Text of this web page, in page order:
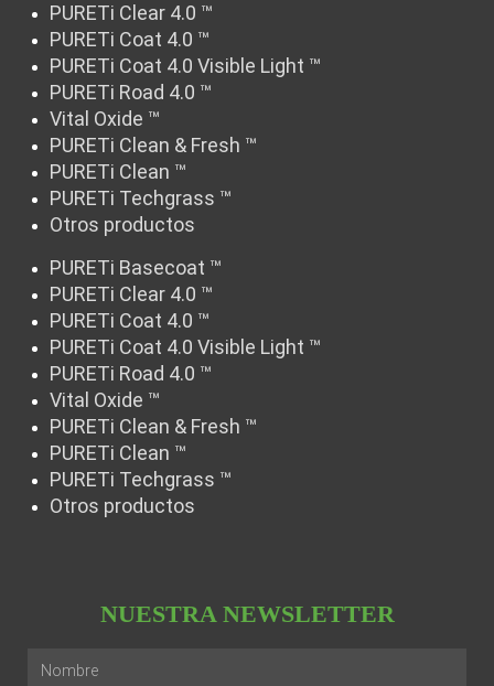
PURETi Clear 4.0 ™
PURETi Coat 4.0 ™
PURETi Coat 4.0 Visible Light ™
PURETi Road 4.0 ™
Vital Oxide ™
PURETi Clean & Fresh ™
PURETi Clean ™
PURETi Techgrass ™
Otros productos
PURETi Basecoat ™
PURETi Clear 4.0 ™
PURETi Coat 4.0 ™
PURETi Coat 4.0 Visible Light ™
PURETi Road 4.0 ™
Vital Oxide ™
PURETi Clean & Fresh ™
PURETi Clean ™
PURETi Techgrass ™
Otros productos
NUESTRA NEWSLETTER